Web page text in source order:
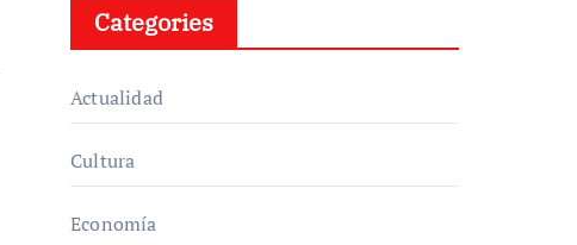
Categories
Actualidad
Cultura
Economía